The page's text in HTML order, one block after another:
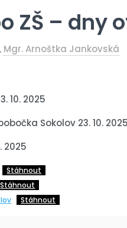
ZŠ – dny
Mgr. Arnoštka Jankovská
10. 2025
Sokolov 23. 10. 2025
2025
Stáhnout
Stáhnout
Stáhnout